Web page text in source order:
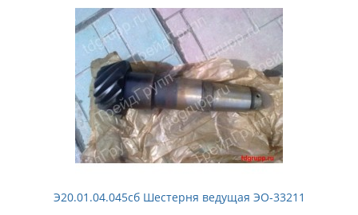
Э20.01.04.045сб Шестерня ведущая ЭО-33211